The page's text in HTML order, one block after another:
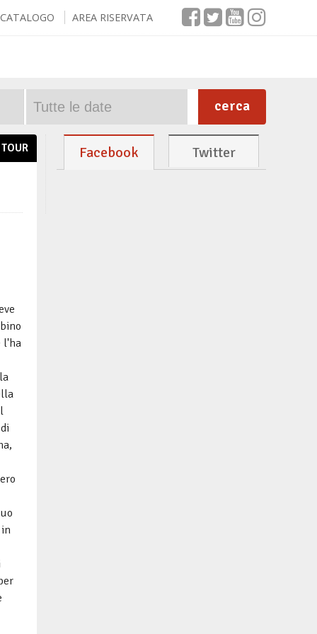
CATALOGO AREA RISERVATA
cerca
TOUR
l'ha
Facebook Twitter